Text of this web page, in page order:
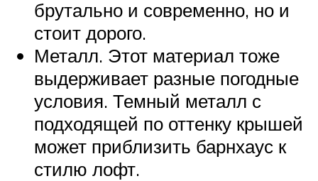
брутально и современно, но и
стоит дорого.
Металл. Этот материал тоже
выдерживает разные погодные
условия. Темный металл с
подходящей по оттенку крышей
может приблизить барнхаус к
стилю лофт.